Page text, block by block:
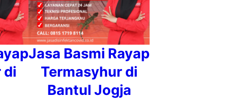
di
Jasa Basmi Rayap
Termasyhur di
Bantul Jogja